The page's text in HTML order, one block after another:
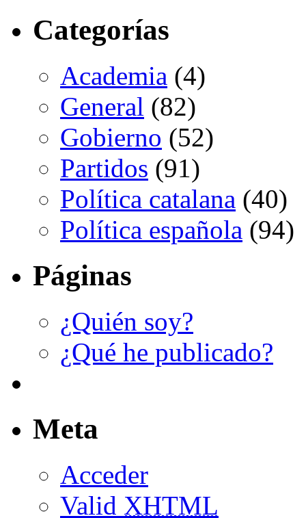
Categorías
Academia (4)
General (82)
Gobierno (52)
Partidos (91)
Política catalana (40)
Política española (94)
Páginas
¿Quién soy?
¿Qué he publicado?
Meta
Acceder
Valid XHTML